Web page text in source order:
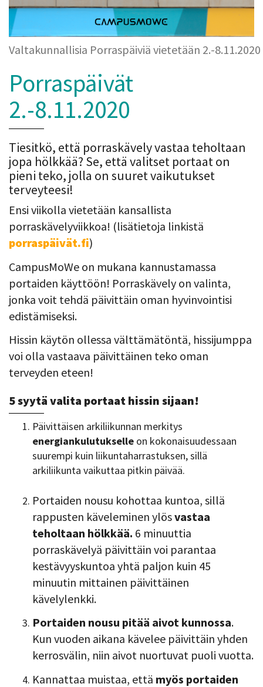
Valtakunnallisia Porraspäiviä vietetään 2.-8.11.2020
Porraspäivät
2.-8.11.2020
Tiesitkö, että porraskävely vastaa teholtaan
jopa hölkkää? Se, että valitset portaat on
pieni teko, jolla on suuret vaikutukset
terveyteesi!
Ensi viikolla vietetään kansallista
porraskävelyviikkoa! (lisätietoja linkistä
porraspäivät.fi)
CampusMoWe on mukana kannustamassa
portaiden käyttöön! Porraskävely on valinta,
jonka voit tehdä päivittäin oman hyvinvointisi
edistämiseksi.
Hissin käytön ollessa välttämätöntä, hissijumppa
voi olla vastaava päivittäinen teko oman
terveyden eteen!
5 syytä valita portaat hissin sijaan!
Päivittäisen arkiliikunnan merkitys
energiankulutukselle on kokonaisuudessaan
suurempi kuin liikuntaharrastuksen, sillä
arkiliikunta vaikuttaa pitkin päivää.
Portaiden nousu kohottaa kuntoa, sillä
rappusten käveleminen ylösvastaa
teholtaan hölkkää. 6 minuuttia
porraskävelyä päivittäin voi parantaa
kestävyyskuntoa yhtä paljon kuin 45
minuutin mittainen päivittäinen
kävelylenkki.
Portaiden nousu pitää aivot kunnossa.
Kun vuoden aikana kävelee päivittäin yhden
kerrosvälin, niin aivot nuortuvat puoli vuotta.
Kannattaa muistaa, että myös portaiden